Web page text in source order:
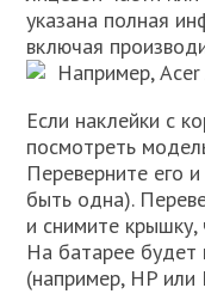
указана полная
включая
Например,
Если наклейки с
посмотреть
Переверните его
быть одна).
и снимите
На батарее будет
(например, HP